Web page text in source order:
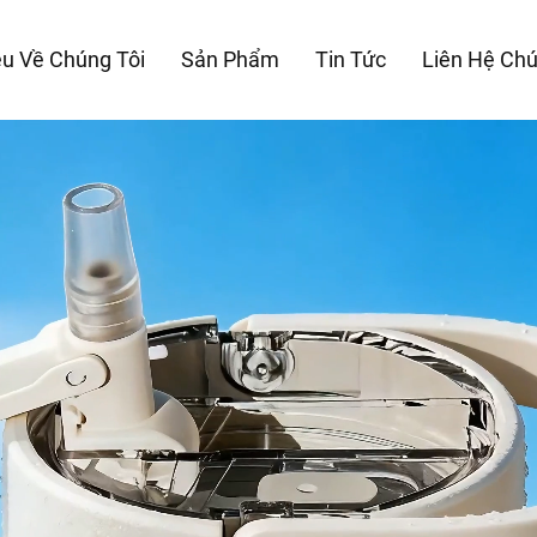
Về Chúng Tôi Sản Phẩm Tin Tức Liên Hệ